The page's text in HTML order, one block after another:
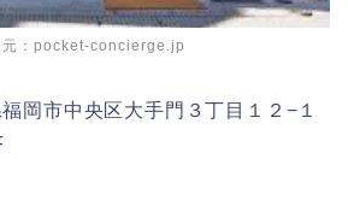
元：pocket-concierge.jp
岡市中央区大手門３丁目１２−１